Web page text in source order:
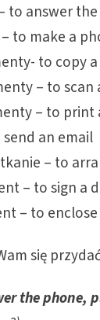
to answer
to make a
to copy
– to scan
– to print
send an email
– to
– to sign a
– to
się
the phone,